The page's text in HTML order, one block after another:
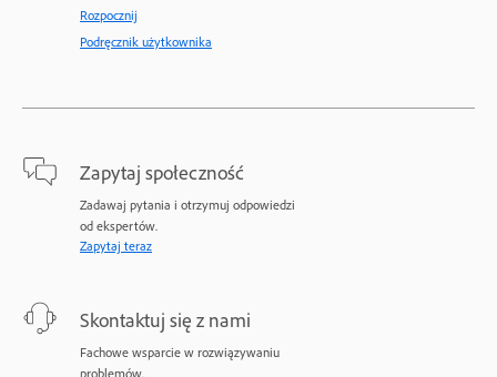
Rozpocznij
Podręcznik użytkownika
Zapytaj społeczność
Zadawaj pytania i otrzymuj odpowiedzi
od ekspertów.
Zapytaj teraz
Skontaktuj się z nami
Fachowe wsparcie w rozwiązywaniu
problemów.